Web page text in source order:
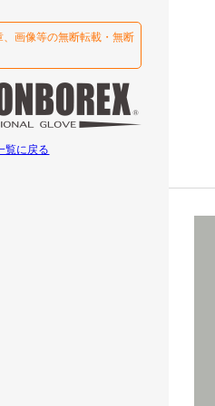
画像等の無断転載・無断
覧に戻る